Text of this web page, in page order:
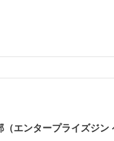
エンタープライズジン